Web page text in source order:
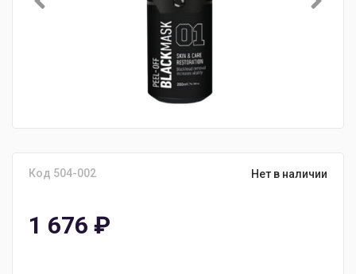
Код 504-002 Нет в наличии
1 676 ₽